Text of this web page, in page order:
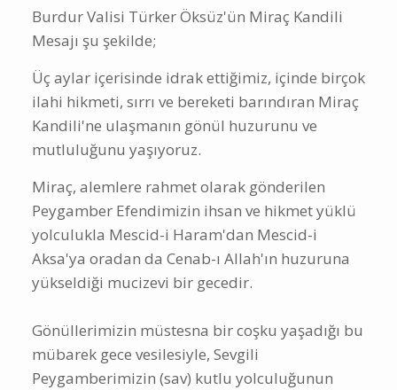
Burdur Valisi Türker Öksüz'ün Miraç Kandili
Mesajı şu şekilde;
Üç aylar içerisinde idrak ettiğimiz, içinde birçok
ilahi hikmeti, sırrı ve bereketi barındıran Miraç
Kandili'ne ulaşmanın gönül huzurunu ve
mutluluğunu yaşıyoruz.
Miraç, alemlere rahmet olarak gönderilen
Peygamber Efendimizin ihsan ve hikmet yüklü
yolculukla Mescid-i Haram'dan Mescid-i
Aksa'ya oradan da Cenab-ı Allah'ın huzuruna
yükseldiği mucizevi bir gecedir.
Gönüllerimizin müstesna bir coşku yaşadığı bu
mübarek gece vesilesiyle, Sevgili
Peygamberimizin (sav) kutlu yolculuğunun